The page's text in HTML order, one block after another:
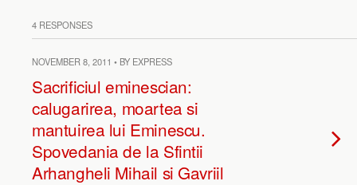
4 RESPONSES
NOVEMBER 8, 2011 • BY EXPRESS
Sacrificiul eminescian:
calugarirea, moartea si
mantuirea lui Eminescu.
Spovedania de la Sfintii
Arhangheli Mihail si Gavriil